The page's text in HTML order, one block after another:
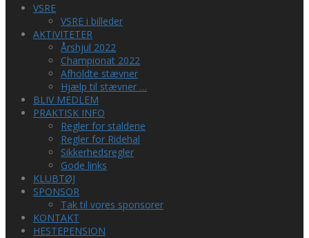
VSRE
VSRE i billeder
AKTIVITETER
Årshjul 2022
Championat 2022
Afholdte stævner
Hjælp til stævner …
BLIV MEDLEM
PRAKTISK INFO
Regler for staldene
Regler for Ridehal
Sikkerhedsregler
Gode links
KLUBTØJ
SPONSOR
Tak til vores sponsorer
KONTAKT
HESTEPENSION